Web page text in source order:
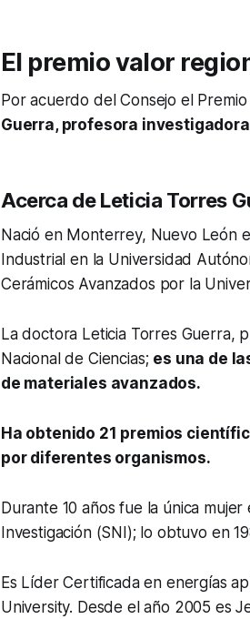
El premio valor
Por acuerdo del Consejo el
Guerra, profesora investigadora
Acerca de Leticia Torres
Nació en Monterrey, Nuevo León
Industrial en la Universidad
Cerámicos Avanzados por la
La doctora Leticia Torres Guerra,
Nacional de Ciencias; es una de
de materiales avanzados.
Ha obtenido 21 premios
por diferentes organismos.
Durante 10 años fue la única
Investigación (SNI); lo obtuvo en
Es Líder Certificada en energías
University. Desde el año 2005 es